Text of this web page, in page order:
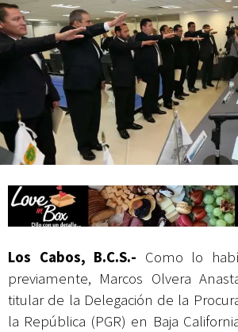
actividades de acceso libre
Los Cabos, B.C.S.- Como lo
previamente, Marcos Olvera
titular de la Delegación de la
la República (PGR) en Baja